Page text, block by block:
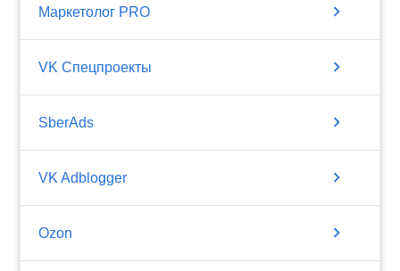
Маркетолог PRO chevron_right
VK Спецпроекты chevron_right
SberAds chevron_right
VK Adblogger chevron_right
Ozon chevron_right